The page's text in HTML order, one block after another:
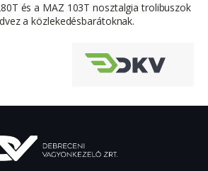
és a MAZ 103T nosztalgia trolibuszok
a közlekedésbarátoknak.